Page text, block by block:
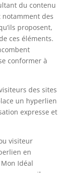
du contenu
notamment des
proposent,
ces éléments.
conformer à
des sites
un hyperlien
expresse et
visiteur
en
Idéal